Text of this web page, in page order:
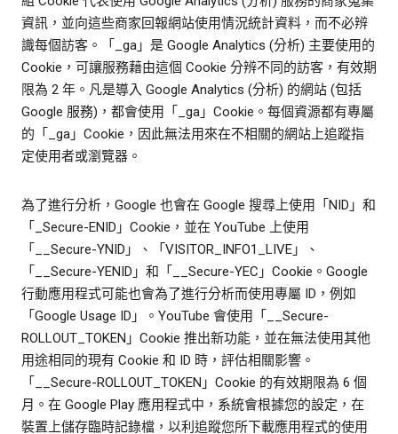
資訊，並向這些商家回報網站使用情況統計資料，而不必辨
識每個訪客。「_ga」是 Google Analytics (分析) 主要使用的
Cookie，可讓服務藉由這個 Cookie 分辨不同的訪客，有效期
限為 2 年。凡是導入 Google Analytics (分析) 的網站 (包括
Google 服務)，都會使用「_ga」Cookie。每個資源都有專屬
的「_ga」Cookie，因此無法用來在不相關的網站上追蹤指
定使用者或瀏覽器。
為了進行分析，Google 也會在 Google 搜尋上使用「NID」和
「_Secure-ENID」Cookie，並在 YouTube 上使用
「__Secure-YNID」、「VISITOR_INFO1_LIVE」、
「__Secure-YENID」和「__Secure-YEC」Cookie。Google
行動應用程式可能也會為了進行分析而使用專屬 ID，例如
「Google Usage ID」。YouTube 會使用「__Secure-
ROLLOUT_TOKEN」Cookie 推出新功能，並在無法使用其他
用途相同的現有 Cookie 和 ID 時，評估相關影響。
「__Secure-ROLLOUT_TOKEN」Cookie 的有效期限為 6 個
月。在 Google Play 應用程式中，系統會根據您的設定，在
裝置上儲存臨時記錄檔，以利追蹤您所下載應用程式的使用